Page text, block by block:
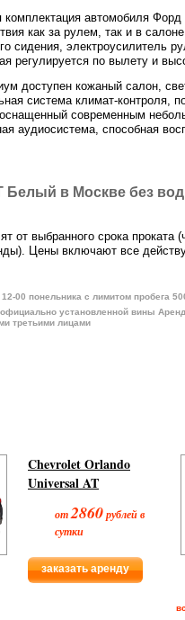
автомобиля
как за рулем, так и в
сидения, электроусилитель
регулируется по вылету и
доступен кожаный салон,
система климат-контроля,
оснащенный современным
аудиосистема, способная
Белый в Москве без
от выбранного срока
Цены включают все
00 понельника с лимитом пробега
установленной вины
третьими лицами
Chevrolet Orlando
Universal AT
от2860рублей в
сутки
заказать аренду